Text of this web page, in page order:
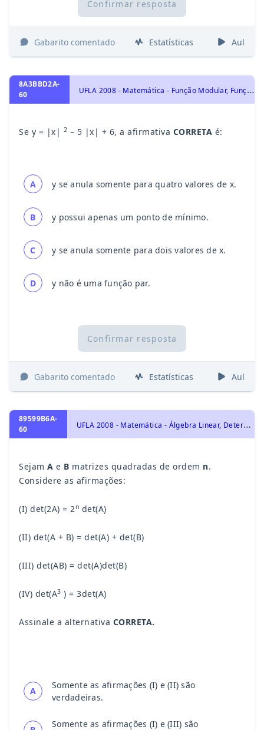
Confirmar resposta
Gabarito comentado Estatísticas Aulas
8A3BBD2A-
60
U
FLA 2008 - Matemática - Função Modular, Funções
Se y = |x| 2 – 5 |x| + 6, a afirmativa CORRETA é:
A y se anula somente para quatro valores de x.
B y possui apenas um ponto de mínimo.
C y se anula somente para dois valores de x.
D y não é uma função par.
Confirmar resposta
Gabarito comentado Estatísticas Aulas
89599B6A-
60
U
FLA 2008 - Matemática - Álgebra Linear, Determinantes
Sejam A e B matrizes quadradas de ordem n.
Considere as afirmações:
(I) det(2A) = 2n det(A)
(II) det(A + B) = det(A) + det(B)
(III) det(AB) = det(A)det(B)
(IV) det(A3 ) = 3det(A)
Assinale a alternativa CORRETA.
A
Somente as afirmações (I) e (II) são
verdadeiras.
Somente as afirmações (I) e (III) são